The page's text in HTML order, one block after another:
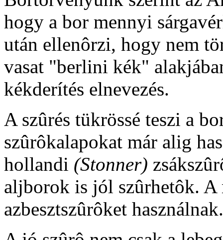
hogy a bor mennyi
után ellenôrzi, hogy nem
vasat "berlini kék"
kékderítés elnevezés.
A szûrés tükrössé teszi a
szûrôkalapokat már alig
hollandi (Stonner)
aljborok is jól szûrhetôk. A
azbesztszûrôket használnak.